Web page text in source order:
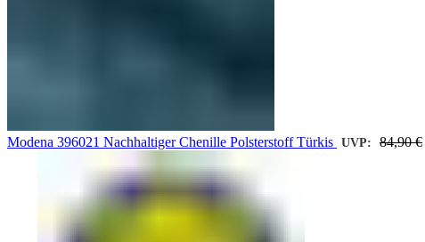
Modena 396021 Nachhaltiger Chenille Polsterstoff Türkis UVP: 84,90€